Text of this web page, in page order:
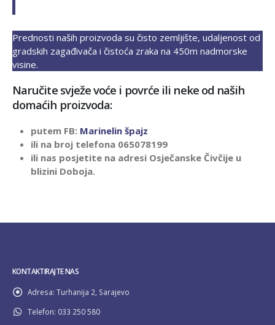
Prednosti naših proizvoda su čisto zemljište, udaljenost od
gradskih zagađivača i čistoća zraka na 450m nadmorske
visine.
Naručite svježe voće i povrće ili neke od naših
domaćih proizvoda:
putem FB: Marinelin špajz
ili na broj telefona 065078199
ili nas posjetite na adresi Osječanske Čivčije u
blizini Doboja.
KONTAKTIRAJTE NAS
Adresa: Turhanija 2, Sarajevo
Telefon: 033 250 580